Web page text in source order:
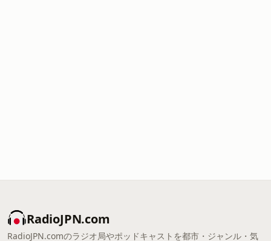
RadioJPN.com
RadioJPN.comのラジオ局やポッドキャストを都市・ジャンル・気